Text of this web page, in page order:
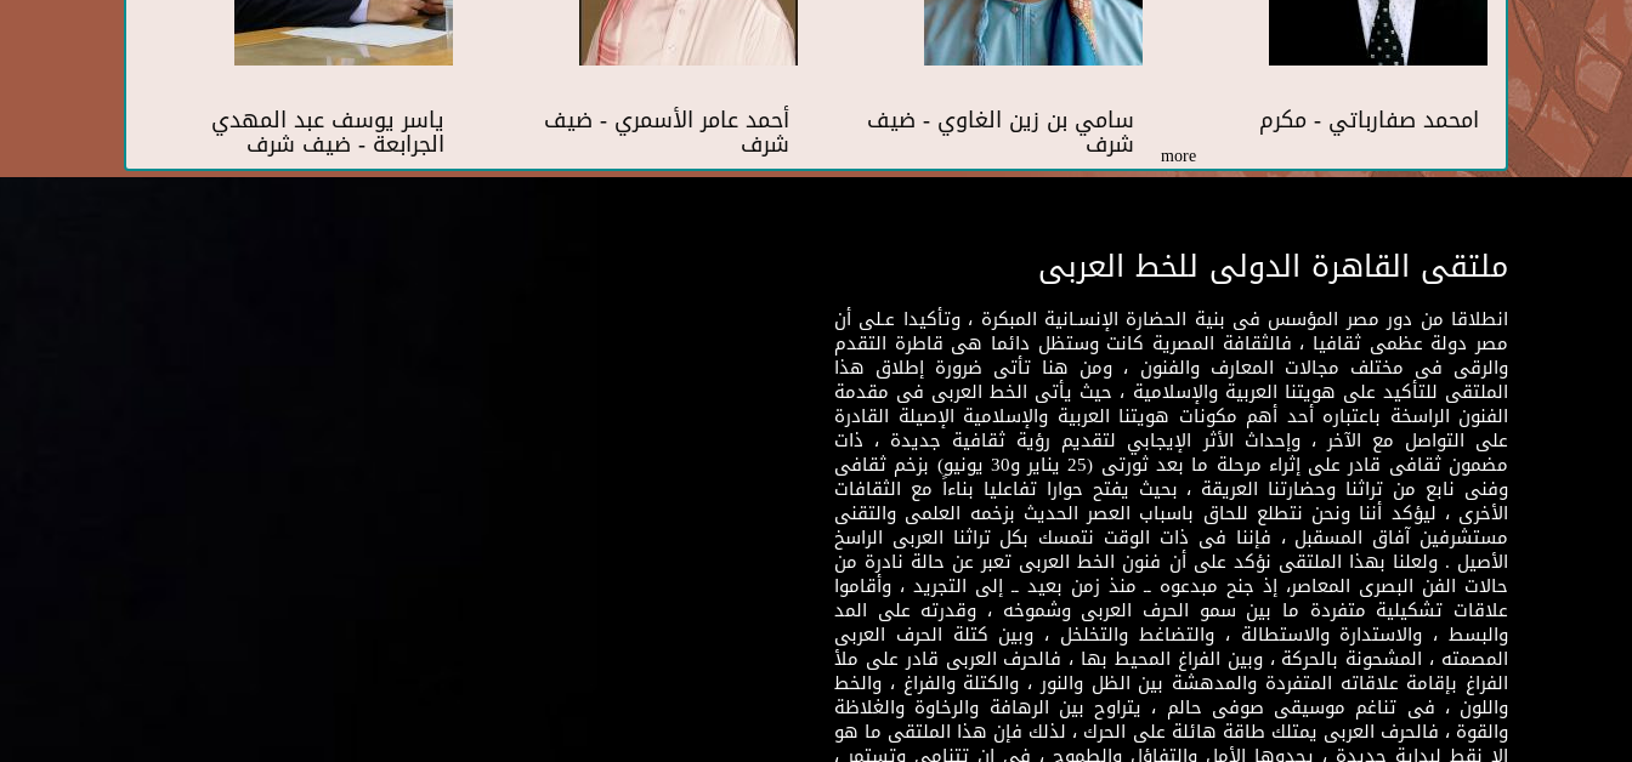
ياسر يوسف عبد المهدي
الجرابعة - ضيف شرف
أحمد عامر الأسمري - ضيف
شرف
سامي بن زين الغاوي - ضيف
شرف
امحمد صفارباتي - مكرم
more
ملتقى القاهرة الدولى للخط العربى
انطلاقا من دور مصر المؤسس فى بنية الحضارة الإنسـانية المبكرة ، وتأكيدا عـلى أن
مصر دولة عظمى ثقافيا ، فالثقافة المصرية كانت وستظل دائما هى قاطرة التقدم
والرقى فى مختلف مجالات المعارف والفنون ، ومن هنا تأتى ضرورة إطلاق هذا
الملتقى للتأكيد على هويتنا العربية والإسلامية ، حيث يأتى الخط العربى فى مقدمة
الفنون الراسخة باعتباره أحد أهم مكونات هويتنا العربية والإسلامية الإصيلة القادرة
على التواصل مع الآخر ، وإحداث الأثر الإيجابي لتقديم رؤية ثقافية جديدة ، ذات
مضمون ثقافى قادر على إثراء مرحلة ما بعد ثورتى (25 يناير و30 يونيو) بزخم ثقافى
وفنى نابع من تراثنا وحضارتنا العريقة ، بحيث يفتح حوارا تفاعليا بناءاً مع الثقافات
الأخرى ، ليؤكد أننا ونحن نتطلع للحاق باسباب العصر الحديث بزخمه العلمى والتقنى
مستشرفين آفاق المسقبل ، فإننا فى ذات الوقت نتمسك بكل تراثنا العربى الراسخ
الأصيل . ولعلنا بهذا الملتقى نؤكد على أن فنون الخط العربى تعبر عن حالة نادرة من
حالات الفن البصرى المعاصر، إذ جنح مبدعوه ــ منذ زمن بعيد ــ إلى التجريد ، وأقاموا
علاقات تشكيلية متفردة ما بين سمو الحرف العربى وشموخه ، وقدرته على المد
والبسط ، والاستدارة والاستطالة ، والتضاغط والتخلخل ، وبين كتلة الحرف العربى
المصمته ، المشحونة بالحركة ، وبين الفراغ المحيط بها ، فالحرف العربى قادر على ملأ
الفراغ بإقامة علاقاته المتفردة والمدهشة بين الظل والنور ، والكتلة والفراغ ، والخط
واللون ، فى تناغم موسيقى صوفى حالم ، يتراوح بين الرهافة والرخاوة والغلاظة
والقوة ، فالحرف العربى يمتلك طاقة هائلة على الحرك ، لذلك فإن هذا الملتقى ما هو